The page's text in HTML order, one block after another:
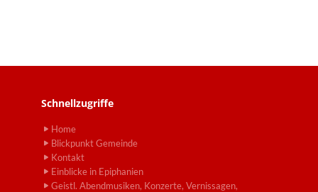
Schnellzugriffe
Home
Blickpunkt Gemeinde
Kontakt
Einblicke in Epiphanien
Geistl. Abendmusiken, Konzerte, Vernissagen,